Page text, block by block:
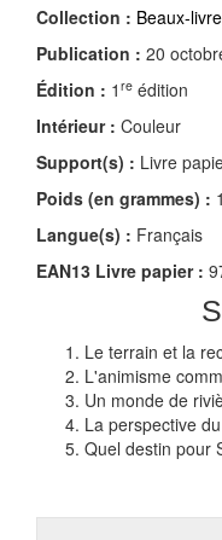
Collection : Beaux-
Publication : 20
Édition : 1 re édition
Intérieur : Couleur
Support(s) : Livre
Poids (en grammes) :
Langue(s) : Français
EAN13 Livre papier :
Le terrain et la
L'animisme
Un monde de
La perspective
Quel destin pour